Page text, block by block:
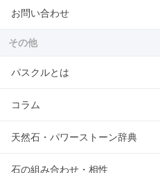
お問い合わせ
その他
パスクルとは
コラム
天然石・パワーストーン辞典
石の組み合わせ・相性